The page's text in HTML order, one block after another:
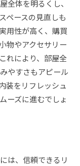
全体を明るくし、
ペースの見直しも
用性が高く、購買
物やアクセサリー
れにより、部屋全
やすさもアピール
装をリフレッシュ
ーズに進むでしょ
は、信頼できるリ